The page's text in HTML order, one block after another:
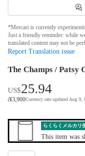
*Mercari is currently
Just a friendly reminder: while
translated content may not be
Report Translation issue
The Champs / Patsy
US$25.94
(¥3,900Currency rate updated Aug 9,
らくらくメルカリ
This item was